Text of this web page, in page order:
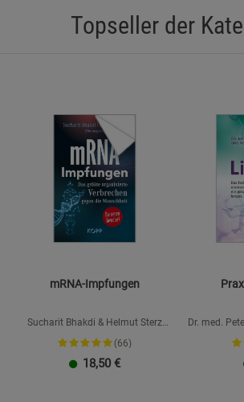
Topseller der
mRNA-Impfungen
Sucharit Bhakdi & Helmut Sterz
(Hrsg.), Hans Christophers, Claus
Köhnlein, Karina Reiß, Jens Wernicke
(66)
18,50 €
Dr. med.
Marketing Cookies (3)
Beschreibung Marketing Cookies